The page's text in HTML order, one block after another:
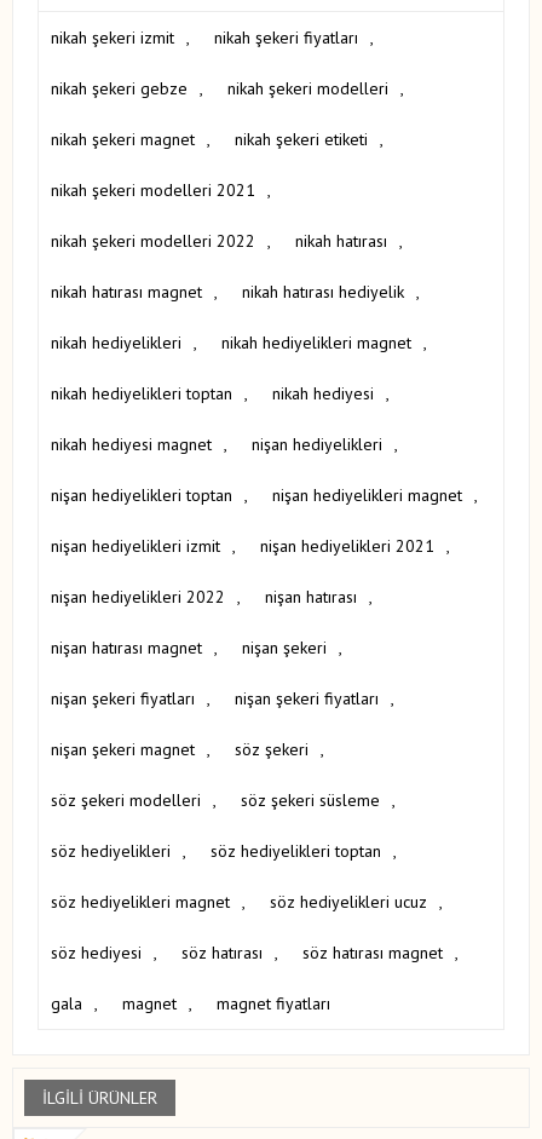
nikah şekeri izmit , nikah şekeri fiyatları ,
nikah şekeri gebze , nikah şekeri modelleri ,
nikah şekeri magnet , nikah şekeri etiketi ,
nikah şekeri modelleri 2021 ,
nikah şekeri modelleri 2022 , nikah hatırası ,
nikah hatırası magnet , nikah hatırası hediyelik ,
nikah hediyelikleri , nikah hediyelikleri magnet ,
nikah hediyelikleri toptan , nikah hediyesi ,
nikah hediyesi magnet , nişan hediyelikleri ,
nişan hediyelikleri toptan , nişan hediyelikleri magnet ,
nişan hediyelikleri izmit , nişan hediyelikleri 2021 ,
nişan hediyelikleri 2022 , nişan hatırası ,
nişan hatırası magnet , nişan şekeri ,
nişan şekeri fiyatları , nişan şekeri fiyatları ,
nişan şekeri magnet , söz şekeri ,
söz şekeri modelleri , söz şekeri süsleme ,
söz hediyelikleri , söz hediyelikleri toptan ,
söz hediyelikleri magnet , söz hediyelikleri ucuz ,
söz hediyesi , söz hatırası , söz hatırası magnet ,
gala , magnet , magnet fiyatları
İLGILI ÜRÜNLER